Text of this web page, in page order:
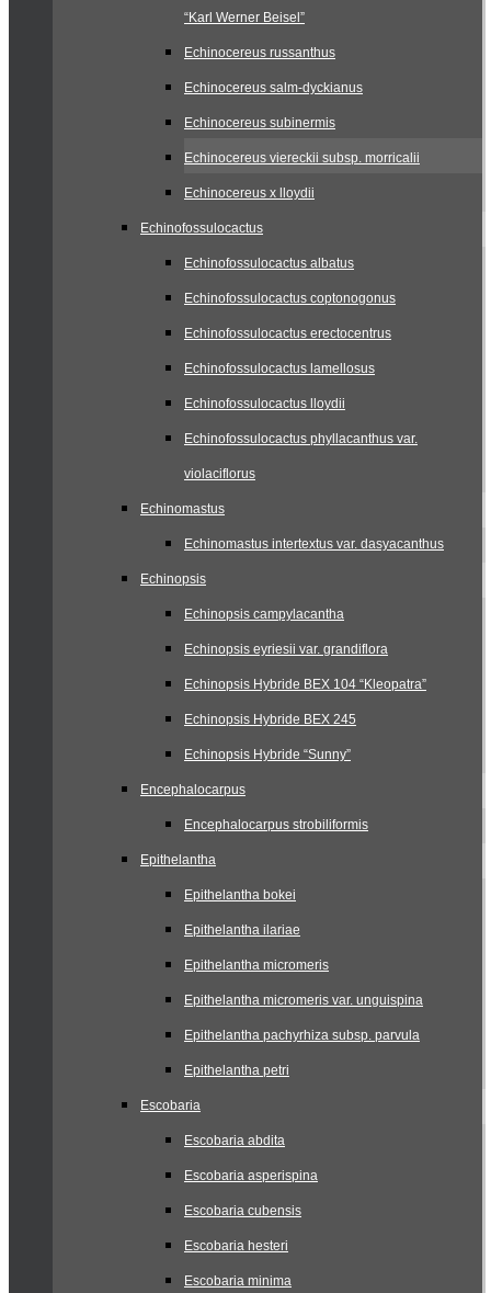
“Karl Werner Beisel”
Echinocereus russanthus
Echinocereus salm-dyckianus
Echinocereus subinermis
Echinocereus viereckii subsp. morricalii
Echinocereus x lloydii
Echinofossulocactus
Echinofossulocactus albatus
Echinofossulocactus coptonogonus
Echinofossulocactus erectocentrus
Echinofossulocactus lamellosus
Echinofossulocactus lloydii
Echinofossulocactus phyllacanthus var.
violaciflorus
Echinomastus
Echinomastus intertextus var. dasyacanthus
Echinopsis
Echinopsis campylacantha
Echinopsis eyriesii var. grandiflora
Echinopsis Hybride BEX 104 “Kleopatra”
Echinopsis Hybride BEX 245
Echinopsis Hybride “Sunny”
Encephalocarpus
Encephalocarpus strobiliformis
Epithelantha
Epithelantha bokei
Epithelantha ilariae
Epithelantha micromeris
Epithelantha micromeris var. unguispina
Epithelantha pachyrhiza subsp. parvula
Epithelantha petri
Escobaria
Escobaria abdita
Escobaria asperispina
Escobaria cubensis
Escobaria hesteri
Escobaria minima